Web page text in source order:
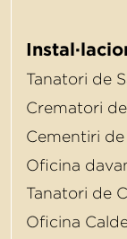
Tanatori de
Crematori
Cementiri
Oﬁcina
Tanatori de
Oﬁcina